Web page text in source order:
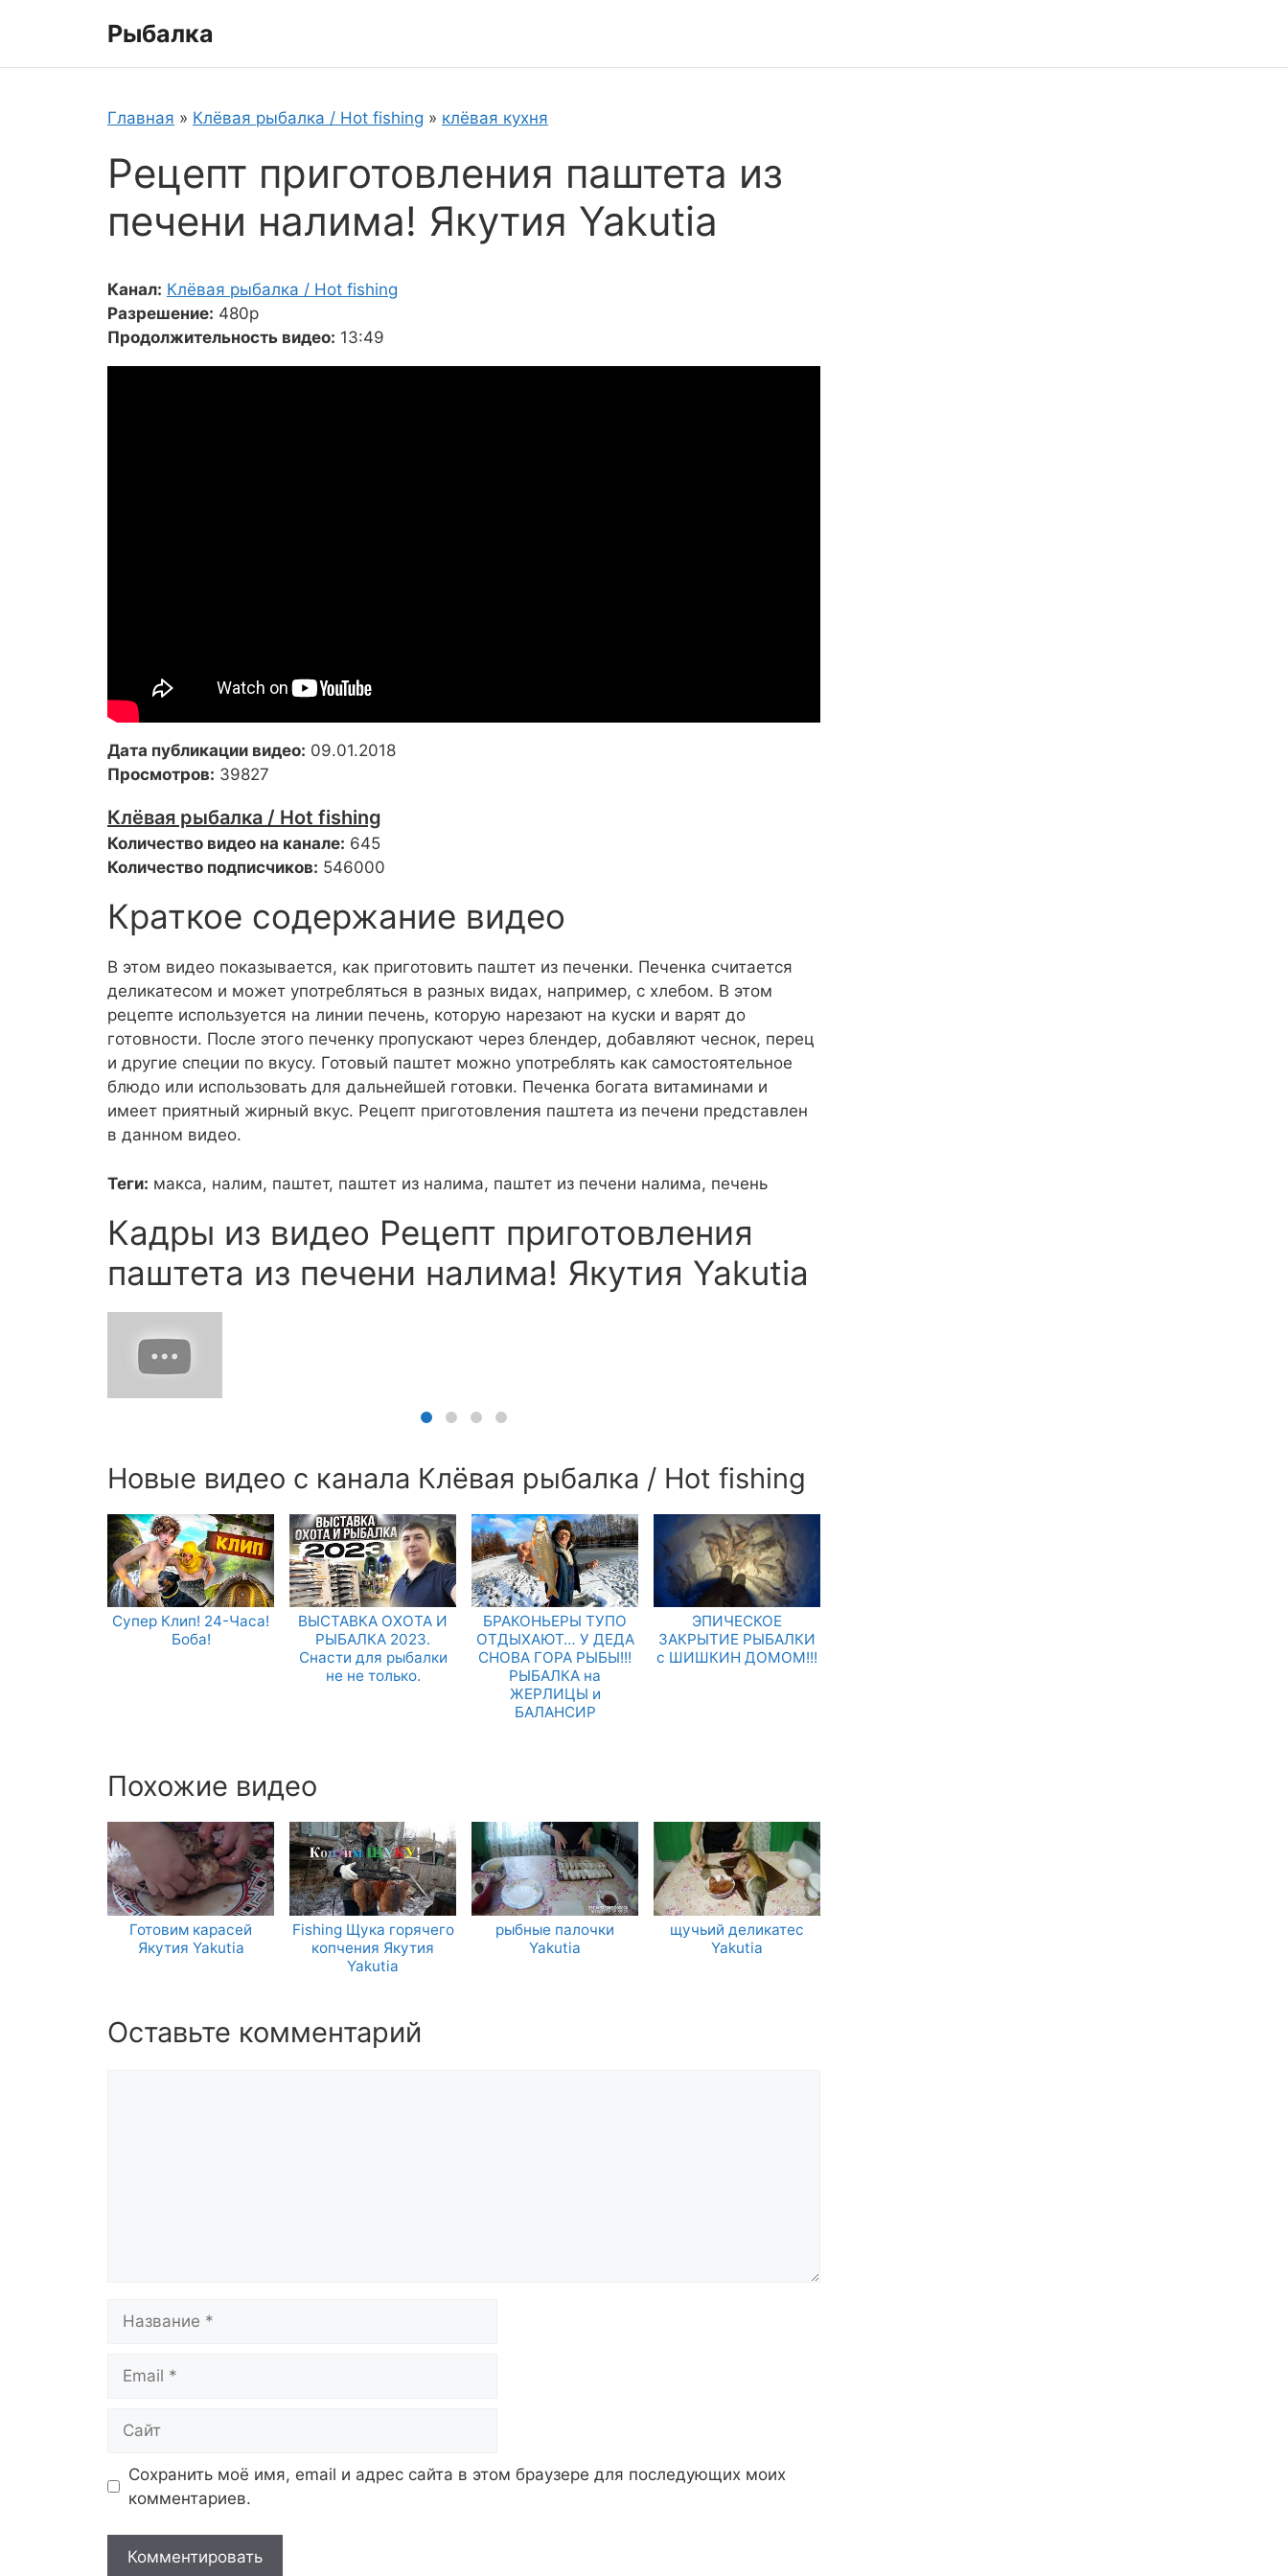
Рыбалка
Главная » Клёвая рыбалка / Hot fishing » клёвая кухня
Рецепт приготовления паштета из
печени налима! Якутия Yakutia
Канал: Клёвая рыбалка / Hot fishing
Разрешение: 480p
Продолжительность видео: 13:49
Дата публикации видео: 09.01.2018
Просмотров: 39827
Клёвая рыбалка / Hot fishing
Количество видео на канале: 645
Количество подписчиков: 546000
Краткое содержание видео
В этом видео показывается, как приготовить паштет из печенки. Печенка считается
деликатесом и может употребляться в разных видах, например, с хлебом. В этом
рецепте используется на линии печень, которую нарезают на куски и варят до
готовности. После этого печенку пропускают через блендер, добавляют чеснок, перец
и другие специи по вкусу. Готовый паштет можно употреблять как самостоятельное
блюдо или использовать для дальнейшей готовки. Печенка богата витаминами и
имеет приятный жирный вкус. Рецепт приготовления паштета из печени представлен
в данном видео.
Теги: макса, налим, паштет, паштет из налима, паштет из печени налима, печень
Кадры из видео Рецепт приготовления
паштета из печени налима! Якутия Yakutia
Новые видео с канала Клёвая рыбалка / Hot fishing
Супер Клип! 24-Часа!
Боба!
ВЫСТАВКА ОХОТА И
РЫБАЛКА 2023.
Снасти для рыбалки
не не только.
БРАКОНЬЕРЫ ТУПО
ОТДЫХАЮТ… У ДЕДА
СНОВА ГОРА РЫБЫ!!!
РЫБАЛКА на
ЖЕРЛИЦЫ и
БАЛАНСИР
ЭПИЧЕСКОЕ
ЗАКРЫТИЕ РЫБАЛКИ
с ШИШКИН ДОМОМ!!!
Похожие видео
Готовим карасей
Якутия Yakutia
Fishing Щука горячего
копчения Якутия
Yakutia
рыбные палочки
Yakutia
щучьий деликатес
Yakutia
Оставьте комментарий
Сохранить моё имя, email и адрес сайта в этом браузере для последующих моих
комментариев.